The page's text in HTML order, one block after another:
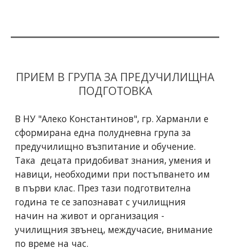
ПРИЕМ В ГРУПА ЗА ПРЕДУЧИЛИЩНА
ПОДГОТОВКА
В НУ "Алеко Константинов", гр. Харманли е
сформирана една полудневна група за
предучилищно възпитание и обучение.
Така децата придобиват знания, умения и
навици, необходими при постъпването им
в първи клас. През тази подготвителна
година те се запознават с училищния
начин на живот и организация -
училищния звънец, междучасие, внимание
по време на час.